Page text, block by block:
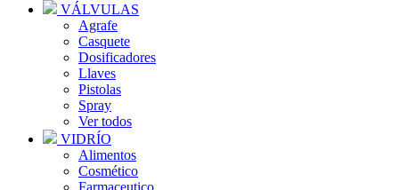
VÁLVULAS
Agrafe
Casquete
Dosificadores
Llaves
Pistolas
Spray
Ver todos
VIDRÍO
Alimentos
Cosmético
Farmaceutico